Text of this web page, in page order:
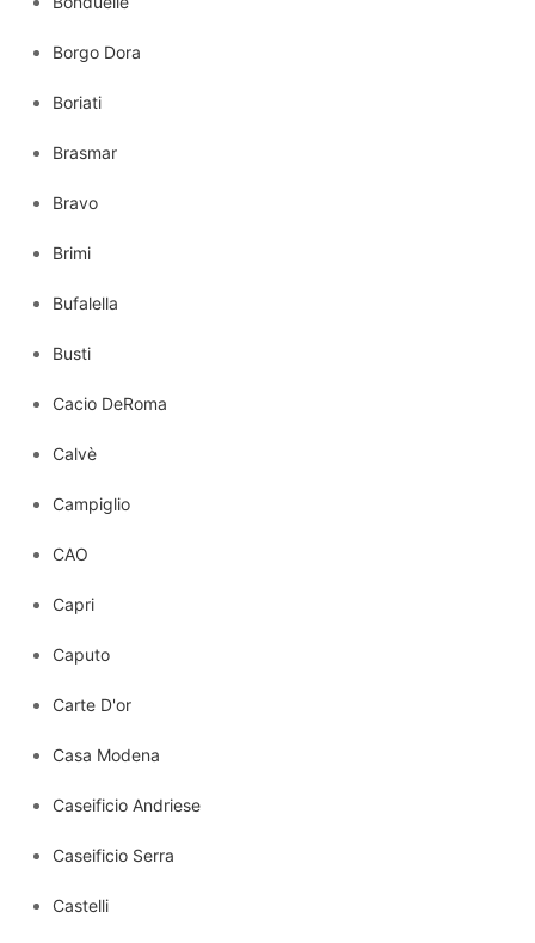
Borgo Dora
Boriati
Brasmar
Bravo
Brimi
Bufalella
Busti
Cacio DeRoma
Calvè
Campiglio
CAO
Capri
Caputo
Carte D'or
Casa Modena
Caseificio Andriese
Caseificio Serra
Castelli